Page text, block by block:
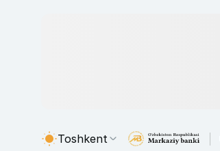
Toshkent